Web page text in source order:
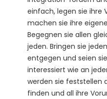
einfach, legen sie ihre
machen sie ihre
Begegnen sie allen
jeden. Bringen sie
entgegen und seien
interessiert wie an
werden sie feststellen
finden und all ihre